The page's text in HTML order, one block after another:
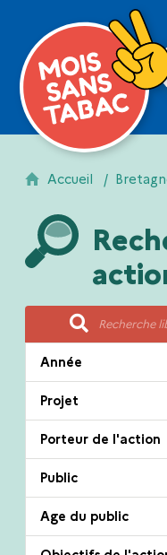
Accueil
Année
Projet
Porteur de l'action
Public
Age du public